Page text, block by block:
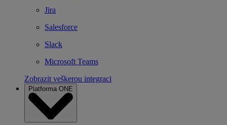
Jira
Salesforce
Slack
Microsoft Teams
Zobrazit veškerou integraci
Platforma ONE